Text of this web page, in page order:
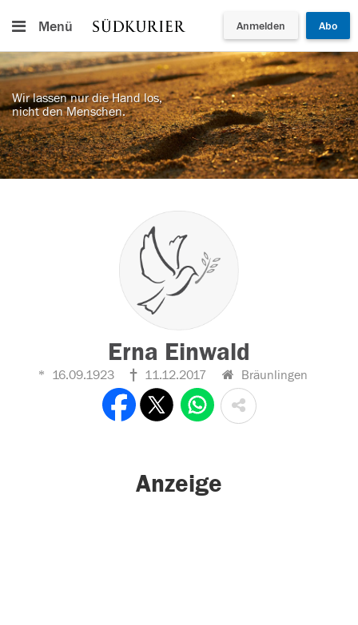
Menü Anmelden Abo
Wir lassen nur die Hand los,
nicht den Menschen.
Erna Einwald
16.09.1923 11.12.2017 Bräunlingen
Anzeige